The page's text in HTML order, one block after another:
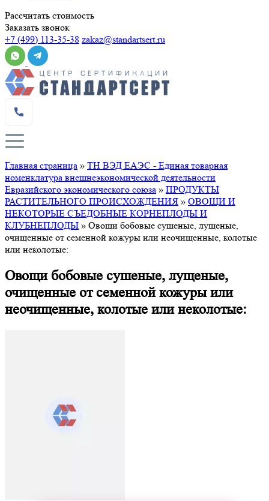
Рассчитать стоимость
Заказать звонок
+7 (499) 113-35-38 zakaz@standartsert.ru
Главная страница » ТН ВЭД ЕАЭС - Единая товарная
номенклатура внешнеэкономической деятельности
Евразийского экономического союза » ПРОДУКТЫ
РАСТИТЕЛЬНОГО ПРОИСХОЖДЕНИЯ » ОВОЩИ И
НЕКОТОРЫЕ СЪЕДОБНЫЕ КОРНЕПЛОДЫ И
КЛУБНЕПЛОДЫ » Овощи бобовые сушеные, лущеные,
очищенные от семенной кожуры или неочищенные, колотые
или неколотые:
Овощи бобовые сушеные, лущеные,
очищенные от семенной кожуры или
неочищенные, колотые или неколотые: